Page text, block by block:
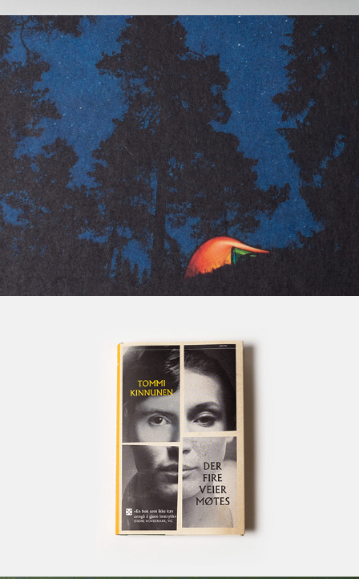
Oslos nære villmark
Bokomslag: skjønnlitteratur og krim